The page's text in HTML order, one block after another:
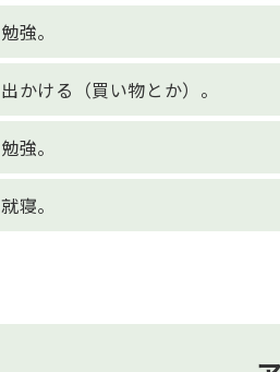
勉強。
出かける（買い物とか）。
勉強。
就寝。